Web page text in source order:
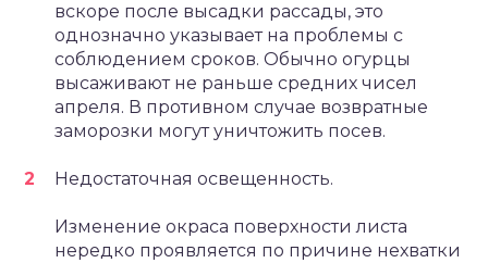
вскоре после высадки рассады, это
однозначно указывает на проблемы с
соблюдением сроков. Обычно огурцы
высаживают не раньше средних чисел
апреля. В противном случае возвратные
заморозки могут уничтожить посев.
Недостаточная освещенность.
Изменение окраса поверхности листа
нередко проявляется по причине нехватки